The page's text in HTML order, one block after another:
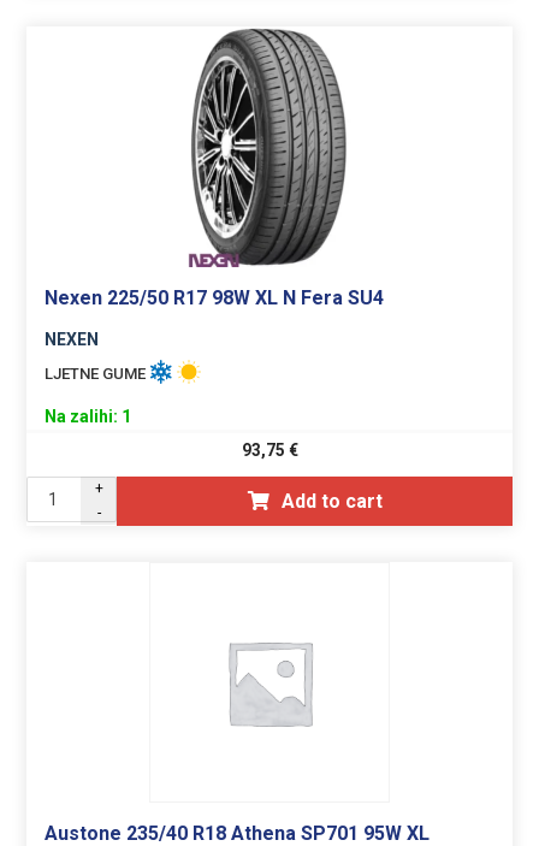
Nexen 225/50 R17 98W XL N Fera SU4
NEXEN
LJETNE GUME
Na zalihi: 1
93,75 €
+
-
Add to cart
Austone 235/40 R18 Athena SP701 95W XL